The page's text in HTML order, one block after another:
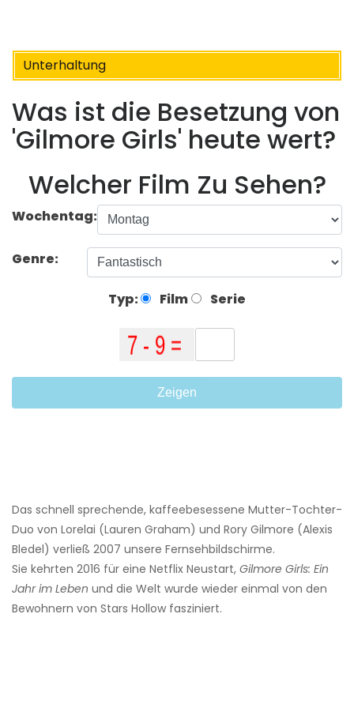
Unterhaltung
Was ist die Besetzung von
'Gilmore Girls' heute wert?
Welcher Film Zu Sehen?
Wochentag:
Genre:
Typ: Film Serie
Zeigen
Das schnell sprechende, kaffeebesessene Mutter-Tochter-
Duo von Lorelai (Lauren Graham) und Rory Gilmore (Alexis
Bledel) verließ 2007 unsere Fernsehbildschirme.
Sie kehrten 2016 für eine Netflix Neustart, Gilmore Girls: Ein
Jahr im Leben und die Welt wurde wieder einmal von den
Bewohnern von Stars Hollow fasziniert.